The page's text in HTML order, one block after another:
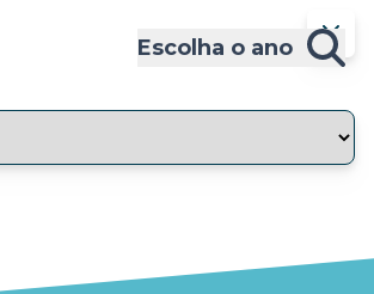
Escolha o ano